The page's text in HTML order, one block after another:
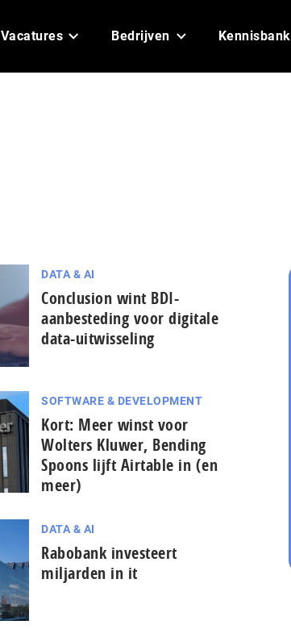
Vacatures Bedrijven Kennisbank
DATA & AI
Conclusion wint BDI-
aanbesteding voor digitale
data-uitwisseling
SOFTWARE & DEVELOPMENT
Kort: Meer winst voor
Wolters Kluwer, Bending
Spoons lijft Airtable in (en
meer)
DATA & AI
Rabobank investeert
miljarden in it